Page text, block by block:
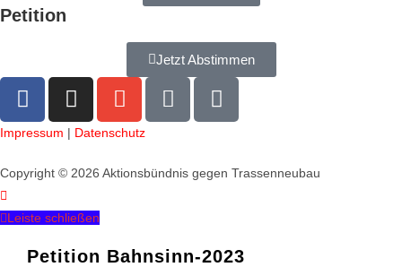
Petition
Jetzt Abstimmen
Copyright © 2026 Aktionsbündnis gegen Trassenneubau
Impressum | Datenschutz
Leiste schließen
Petition Bahnsinn-2023